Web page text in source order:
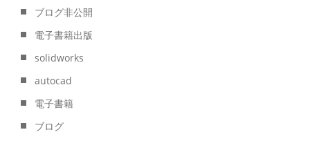
ブログ非公開
電子書籍出版
solidworks
autocad
電子書籍
ブログ